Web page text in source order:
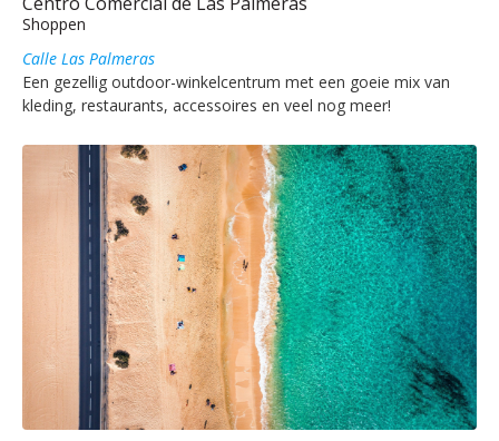
Shoppen
Calle Las Palmeras
Een gezellig outdoor-winkelcentrum met een goeie mix van
kleding, restaurants, accessoires en veel nog meer!